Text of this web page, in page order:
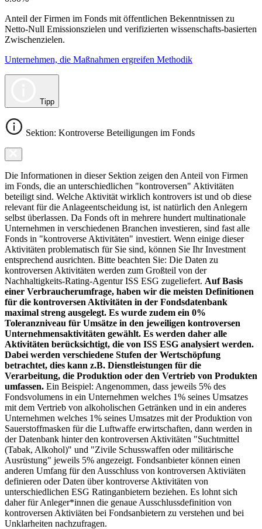
Anteil der Firmen im Fonds mit öffentlichen Bekenntnissen zu
Netto-Null Emissionszielen und verifizierten wissenschafts-basierten
Zwischenzielen.
Unternehmen, die Maßnahmen ergreifen Methodik
Tipp
Sektion: Kontroverse Beteiligungen im Fonds
Die Informationen in dieser Sektion zeigen den Anteil von Firmen
im Fonds, die an unterschiedlichen "kontroversen" Aktivitäten
beteiligt sind. Welche Aktivität wirklich kontrovers ist und ob diese
relevant für die Anlageentscheidung ist, ist natürlich den Anlegern
selbst überlassen. Da Fonds oft in mehrere hundert multinationale
Unternehmen in verschiedenen Branchen investieren, sind fast alle
Fonds in "kontroverse Aktivitäten" investiert. Wenn einige dieser
Aktivitäten problematisch für Sie sind, können Sie Ihr Investment
entsprechend ausrichten. Bitte beachten Sie: Die Daten zu
kontroversen Aktivitäten werden zum Großteil von der
Nachhaltigkeits-Rating-Agentur ISS ESG zugeliefert. Auf Basis
einer Verbraucherumfrage, haben wir die meisten Definitionen
für die kontroversen Aktivitäten in der Fondsdatenbank
maximal streng ausgelegt. Es wurde zudem ein 0%
Toleranzniveau für Umsätze in den jeweiligen kontroversen
Unternehmensaktivitäten gewählt. Es werden daher alle
Aktivitäten berücksichtigt, die von ISS ESG analysiert werden.
Dabei werden verschiedene Stufen der Wertschöpfung
betrachtet, dies kann z.B. Dienstleistungen für die
Verarbeitung, die Produktion oder den Vertrieb von Produkten
umfassen. Ein Beispiel: Angenommen, dass jeweils 5% des
Fondsvolumens in ein Unternehmen welches 1% seines Umsatzes
mit dem Vertrieb von alkoholischen Getränken und in ein anderes
Unternehmen welches 1% seines Umsatzes mit der Produktion von
Sauerstoffmasken für die Luftwaffe erwirtschaften, dann werden in
der Datenbank hinter den kontroversen Aktivitäten "Suchtmittel
(Tabak, Alkohol)" und "Zivile Schusswaffen oder militärische
Ausrüstung" jeweils 5% angezeigt. Fondsanbieter können einen
anderen Umfang für den Ausschluss von kontroversen Aktiviäten
definieren oder Daten über kontroverse Aktivitäten von
unterschiedlichen ESG Ratinganbietern beziehen. Es lohnt sich
daher für Anleger*innen die genaue Ausschlussdefinition von
kontroversen Aktiviäten bei Fondsanbietern zu verstehen und bei
Unklarheiten nachzufragen.